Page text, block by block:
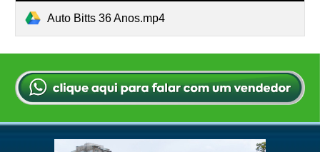
Auto Bitts 36 Anos.mp4